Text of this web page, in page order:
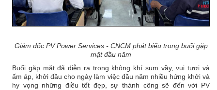
Giám đốc PV Power Services - CNCM phát biểu trong buổi gặp
mặt đầu năm
Buổi gặp mặt đã diễn ra trong không khí sum vầy, vui tươi và
ấm áp, khởi đầu cho ngày làm việc đầu năm nhiều hứng khởi và
hy vọng những điều tốt đẹp, sự thành công sẽ đến với PV